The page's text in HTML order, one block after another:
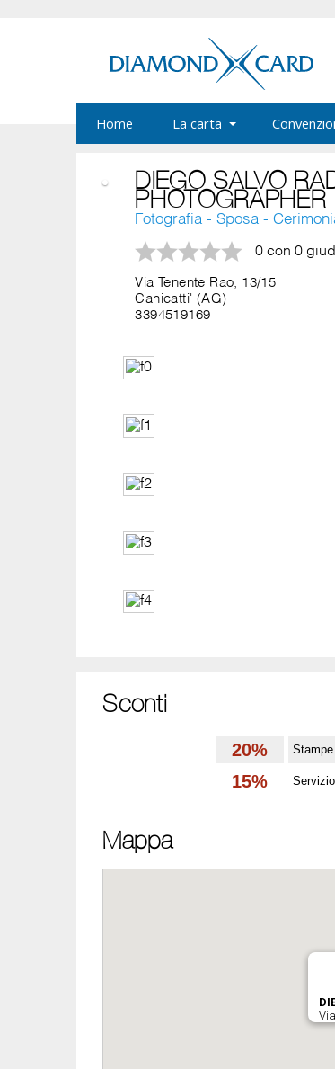
Home La carta
DIEGO SALVO
PHOTOGRAPHER
Fotografia - Sposa -
0 con 0
Via Tenente Rao, 13/15
Canicatti' (AG)
3394519169
Sconti
20%
15%
Mappa